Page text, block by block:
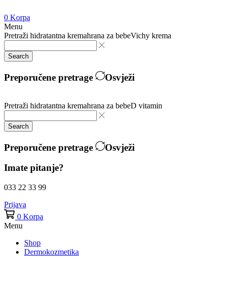
0 Korpa
Menu
Pretraži hidratantna kremahrana za bebeVichy krema
Search
Preporučene pretrage Osvježi
Pretraži hidratantna kremahrana za bebeD vitamin
Search
Preporučene pretrage
Osvježi
Imate pitanje?
033 22 33 99
Prijava
0 Korpa
Menu
Shop
Dermokozmetika